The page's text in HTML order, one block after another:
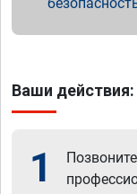
Ваши действия:
1